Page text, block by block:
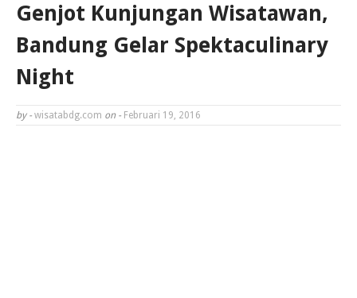
Genjot Kunjungan Wisatawan,
Bandung Gelar Spektaculinary
Night
by - wisatabdg.com on - Februari 19, 2016